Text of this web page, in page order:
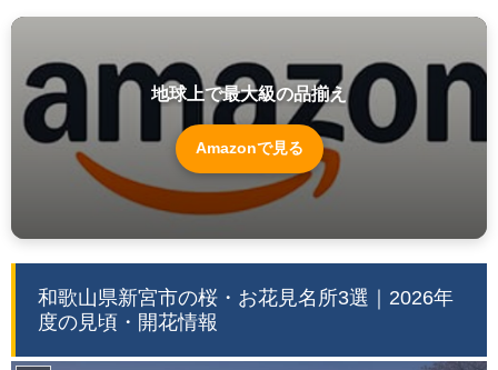
地球上で最大級の品揃え
Amazonで見る
和歌山県新宮市の桜・お花見名所3選｜2026年
度の見頃・開花情報